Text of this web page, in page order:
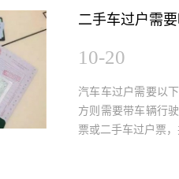
二手车过户需
10-20
汽车车过户需要以
方则需要带车辆行
票或二手车过户票